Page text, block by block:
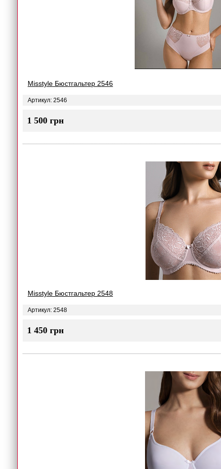
Misstyle Бюстгальтер 2546
Артикул: 2546
1 500 грн
Misstyle Бюстгальтер 2548
Артикул: 2548
1 450 грн